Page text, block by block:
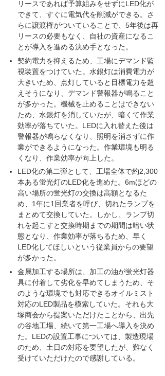
リースであれば予算組みをせずにLED化が
できて、すぐに電気代を削減ができる。さ
らに譲渡権がついていることで、5年後は再
リースの必要もなく、自社の資産になるこ
とが導入を進める決め手となった。
契約電力を抑えるため、工場にデマンド監
視装置をつけていた。水銀灯は消費電力が
大きいため、点灯していると目標電力を超
えそうになり、デマンド警報器が鳴ること
が多かった。機械を止めることはできない
ため、水銀灯を消していたが、暗くて作業
効率が落ちていた。LEDに入れ替えた後は
警報器が鳴らなくなり、照明を消さずに作
業ができるようになった。作業環境も明る
くなり、作業効率が向上した。
LED化の第二弾として、工場全体で約2,300
本ある蛍光灯のLED化を進めた。6mほどの
高い場所の蛍光灯の交換は高額となるた
め、1年に1回業者を呼び、切れたランプを
まとめて交換していた。しかし、ランプ切
れを起こすと交換時期までの期間は暗い状
態となり、作業効率が落ちるため、早く
LED化してほしいという従業員からの要望
が多かった。
金属加工する場所は、加工の油が蛍光灯器
具に付着して劣化を早めてしまうため、そ
のような環境でも対応できるオイルミスト
対応のLED製品を模索していた。それも大
塚商会から提案いただけたことから、出先
の谷地工場、続いて第一工場へ導入を決め
た。LEDの設置工事については、製造現場
のため、土日の対応を要望したが、難なく
受けていただけたので感謝している。